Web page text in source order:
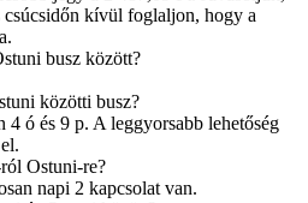
csúcsidőn kívül foglaljon, hogy a
busz között?
közötti busz?
ó és 9 p. A leggyorsabb lehetőség
Ostuni-re?
napi 2 kapcsolat van.